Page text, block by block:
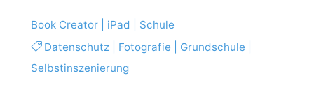
Book Creator iPad
Schule
Datenschutz
Fotografie Grundschule
Selbstinszenierung